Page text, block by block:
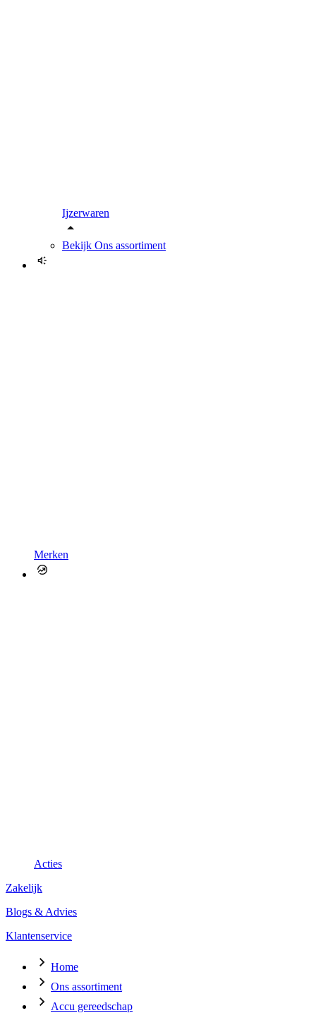
Ijzerwaren
Bekijk Ons assortiment
Merken
Acties
Zakelijk
Blogs & Advies
Klantenservice
Home
Ons assortiment
Accu gereedschap